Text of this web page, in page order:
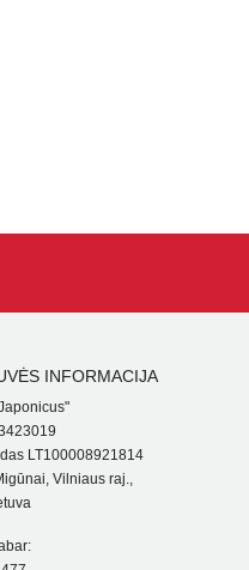
INFORMACIJA
LT100008921814
Vilniaus raj.,